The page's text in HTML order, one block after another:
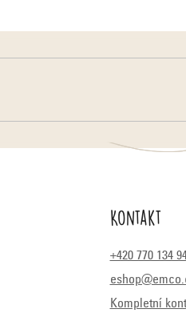
Kontakt
+420 770 134
Kompletní